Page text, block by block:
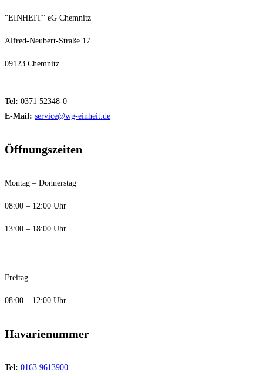
“EINHEIT” eG Chemnitz
Alfred-Neubert-Straße 17
09123 Chemnitz
Tel: 0371 52348-0
E-Mail: service@wg-einheit.de
Öffnungszeiten
Montag – Donnerstag
08:00 – 12:00 Uhr
13:00 – 18:00 Uhr
Freitag
08:00 – 12:00 Uhr
Havarienummer
Tel: 0163 9613900